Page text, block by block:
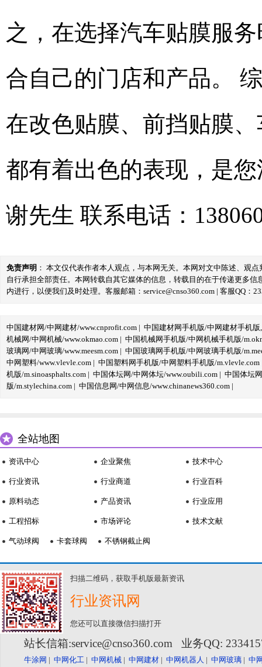
之，在选择汽车贴膜服
合自己的门店和产品。
在改色贴膜、前挡贴膜
都有着出色的表现，是
谢先生 联系电话：
免责声明 ： 本文仅代表作者本人观点，与本网无关。本网对文中陈述、观
自行承担全部责任。本网转载自其它媒体的信息，转载目的在于传递更多
内进行，以便我们及时处理。客服邮箱：service@cnso360.com | 客服QQ：
中国建材网/中网建材/www.cnprofit.com | 中国建材网手机版/中网建材手机版
机械网/中网机械/www.okmao.com | 中国机械网手机版/中网机械手机版/
玻璃网/中网玻璃/www.meesm.com | 中国玻璃网手机版/中网玻璃手机版/
中网塑料/www.vlevle.com | 中国塑料网手机版/中网塑料手机版/m.vlevle.com
机版/m.sinoasphalts.com | 中国体坛网/中网体坛/www.oubili.com | 中国体坛
版/m.stylechina.com | 中国信息网/中网信息/www.chinanews360.com |
全站地图
资讯中心
行业资讯
原料动态
工程招标
企业聚焦
行业商道
产品资讯
市场评论
技术中心
行业百科
行业应用
技术文献
气动球阀 卡套球阀 不锈钢截止阀
扫描二维码，获取手机版最新资讯
行业资讯网
您还可以直接微信扫描打开
站长信箱:service@cnso360.com 业务QQ:
牛涂网 | 中网化工 | 中网机械 | 中网建材 | 中网机器人 | 中网玻璃 | 中